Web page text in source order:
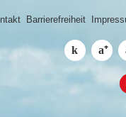
Barrierefreiheit